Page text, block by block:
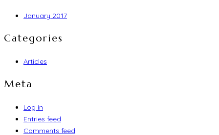
January 2017
Categories
Articles
Meta
Log in
Entries feed
Comments feed